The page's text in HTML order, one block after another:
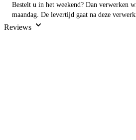
Bestelt u in het weekend? Dan verwerken
maandag. De levertijd gaat na deze
Reviews